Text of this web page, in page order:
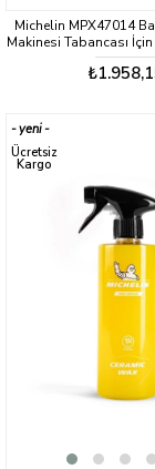
Michelin MPX47014
Makinesi Tabancası
Mızrak ve Basınç
Başlığı
yeni
ürün
Ücretsiz
Kargo